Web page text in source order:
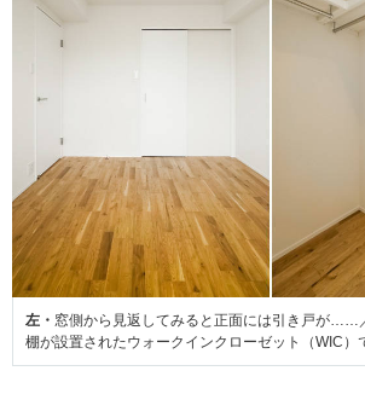
左・ 窓側から見返してみると正面には引き戸が……
棚が設置されたウォークインクローゼット（WIC）